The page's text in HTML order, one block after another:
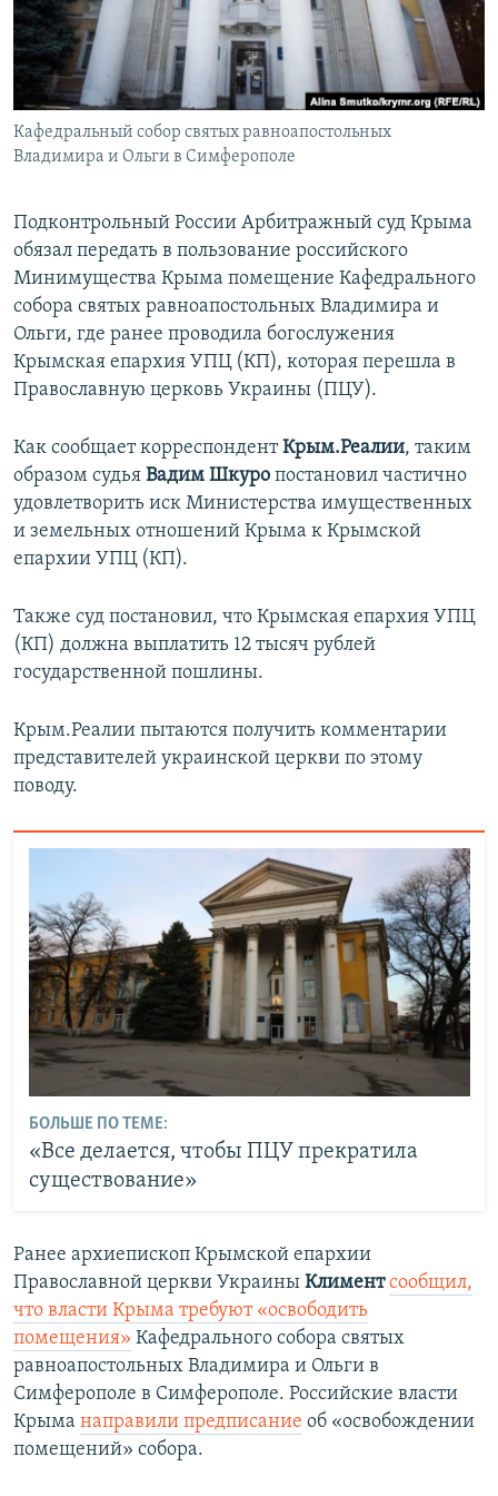
ПОБЕДИТЕЛЕЙ НЕ СУДЯТ?
КРЫМ.НЕПОКОРЕННЫЙ
ELIFBE
УКРАИНСКАЯ ПРОБЛЕМА КРЫМА
ПРИСОЕДИНЯЙТЕСЬ!
Все сайты RFE/RL
Кафедральный собор святых равноапостольных
Владимира и Ольги в Симферополе
Подконтрольный России Арбитражный суд Крыма
обязал передать в пользование российского
Минимущества Крыма помещение Кафедрального
собора святых равноапостольных Владимира и
Ольги, где ранее проводила богослужения
Крымская епархия УПЦ (КП), которая перешла в
Православную церковь Украины (ПЦУ).
Как сообщает корреспондентКрым.Реалии, таким
образом судья Вадим Шкуро постановил частично
удовлетворить иск Министерства имущественных
и земельных отношений Крыма к Крымской
епархии УПЦ (КП).
Также суд постановил, что Крымская епархия УПЦ
(КП) должна выплатить 12 тысяч рублей
государственной пошлины.
Крым.Реалии пытаются получить комментарии
представителей украинской церкви по этому
поводу.
БОЛЬШЕ ПО ТЕМЕ:
«Все делается, чтобы ПЦУ прекратила
существование»
Ранее архиепископ Крымской епархии
Православной церкви Украины Климент сообщил,
что власти Крыма требуют «освободить
помещения» Кафедрального собора святых
равноапостольных Владимира и Ольги в
Симферополе в Симферополе. ​Российские власти
Крыма направили предписание об «освобождении
помещений» собора.